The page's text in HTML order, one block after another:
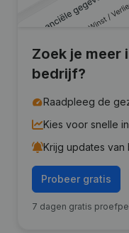
Zoek je
bedrijf?
Raadpleeg de
Kies voor snelle
Krijg updates
Probeer gratis
7 dagen gratis